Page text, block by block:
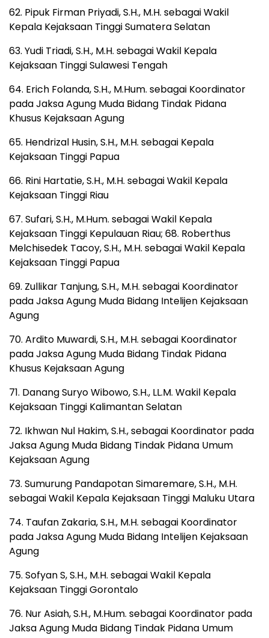
62. Pipuk Firman Priyadi, S.H., M.H. sebagai Wakil
Kepala Kejaksaan Tinggi Sumatera Selatan
63. Yudi Triadi, S.H., M.H. sebagai Wakil Kepala
Kejaksaan Tinggi Sulawesi Tengah
64. Erich Folanda, S.H., M.Hum. sebagai Koordinator
pada Jaksa Agung Muda Bidang Tindak Pidana
Khusus Kejaksaan Agung
65. Hendrizal Husin, S.H., M.H. sebagai Kepala
Kejaksaan Tinggi Papua
66. Rini Hartatie, S.H., M.H. sebagai Wakil Kepala
Kejaksaan Tinggi Riau
67. Sufari, S.H., M.Hum. sebagai Wakil Kepala
Kejaksaan Tinggi Kepulauan Riau; 68. Roberthus
Melchisedek Tacoy, S.H., M.H. sebagai Wakil Kepala
Kejaksaan Tinggi Papua
69. Zullikar Tanjung, S.H., M.H. sebagai Koordinator
pada Jaksa Agung Muda Bidang Intelijen Kejaksaan
Agung
70. Ardito Muwardi, S.H., M.H. sebagai Koordinator
pada Jaksa Agung Muda Bidang Tindak Pidana
Khusus Kejaksaan Agung
71. Danang Suryo Wibowo, S.H., LL.M. Wakil Kepala
Kejaksaan Tinggi Kalimantan Selatan
72. Ikhwan Nul Hakim, S.H., sebagai Koordinator pada
Jaksa Agung Muda Bidang Tindak Pidana Umum
Kejaksaan Agung
73. Sumurung Pandapotan Simaremare, S.H., M.H.
sebagai Wakil Kepala Kejaksaan Tinggi Maluku Utara
74. Taufan Zakaria, S.H., M.H. sebagai Koordinator
pada Jaksa Agung Muda Bidang Intelijen Kejaksaan
Agung
75. Sofyan S, S.H., M.H. sebagai Wakil Kepala
Kejaksaan Tinggi Gorontalo
76. Nur Asiah, S.H., M.Hum. sebagai Koordinator pada
Jaksa Agung Muda Bidang Tindak Pidana Umum